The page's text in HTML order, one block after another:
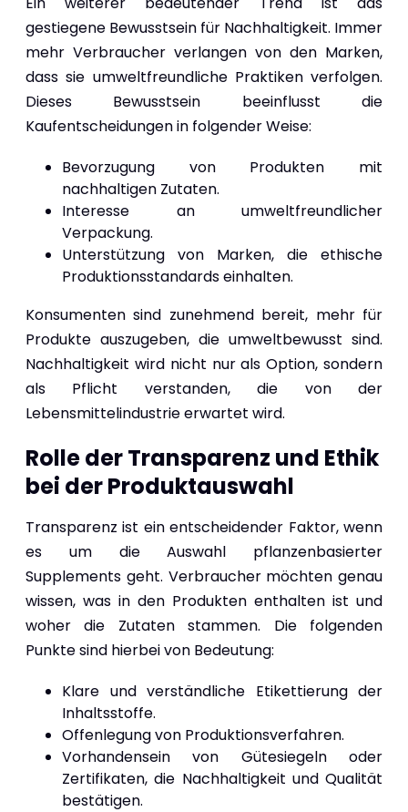
gestiegene Bewusstsein für Nachhaltigkeit. Immer
mehr Verbraucher verlangen von den Marken,
dass sie umweltfreundliche Praktiken verfolgen.
Dieses Bewusstsein beeinflusst die
Kaufentscheidungen in folgender Weise:
Bevorzugung von Produkten mit
nachhaltigen Zutaten.
Interesse an umweltfreundlicher
Verpackung.
Unterstützung von Marken, die ethische
Produktionsstandards einhalten.
Konsumenten sind zunehmend bereit, mehr für
Produkte auszugeben, die umweltbewusst sind.
Nachhaltigkeit wird nicht nur als Option, sondern
als Pflicht verstanden, die von der
Lebensmittelindustrie erwartet wird.
Rolle der Transparenz und Ethik
bei der Produktauswahl
Transparenz ist ein entscheidender Faktor, wenn
es um die Auswahl pflanzenbasierter
Supplements geht. Verbraucher möchten genau
wissen, was in den Produkten enthalten ist und
woher die Zutaten stammen. Die folgenden
Punkte sind hierbei von Bedeutung:
Klare und verständliche Etikettierung der
Inhaltsstoffe.
Offenlegung von Produktionsverfahren.
Vorhandensein von Gütesiegeln oder
Zertifikaten, die Nachhaltigkeit und Qualität
bestätigen.